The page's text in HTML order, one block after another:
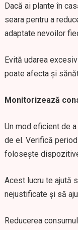
Dacă ai plante în
seara pentru a
adaptate nevoilor
Evită udarea
poate afecta și
Monitorizează
Un mod eficient de
de el. Verifică
folosește
Acest lucru te ajută
nejustificate și să
Reducerea